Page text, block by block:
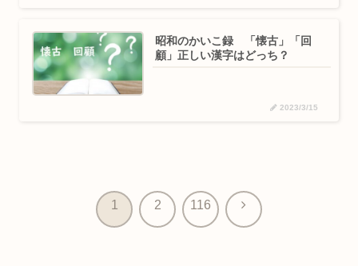
昭和のかいこ録 「懐古」「回
顧」正しい漢字はどっち？
2023/3/15
1 2 116
次
へ